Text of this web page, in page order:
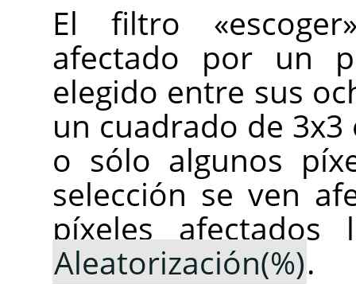
El filtro
afectado por un
elegido entre sus
un cuadrado de
o sólo algunos
selección se ven
píxeles
Aleatorización(%).